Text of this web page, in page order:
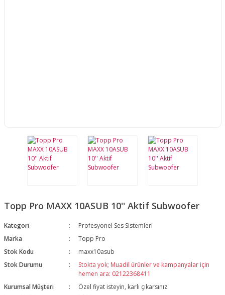
Topp Pro MAXX 10ASUB 10'' Aktif Subwoofer
Kategori
Profesyonel Ses Sistemleri
Marka
Topp Pro
Stok Kodu
maxx10asub
Stok Durumu
Stokta yok; Muadil ürünler ve kampanyalar için
hemen ara: 02122368411
Kurumsal Müşteri
Özel fiyat isteyin, karlı çıkarsınız.